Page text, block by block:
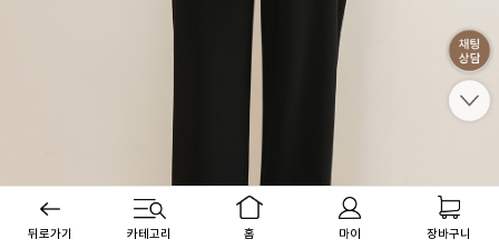
뒤로가기 카테고리 홈 마이 장바구니